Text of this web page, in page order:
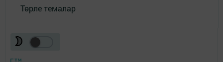
Төрле темалар